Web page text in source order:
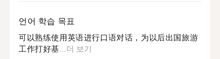
언어 학습 목표
可以熟练使用英语进行口语对话，为以后出国旅游
工作打好基... 더 보기